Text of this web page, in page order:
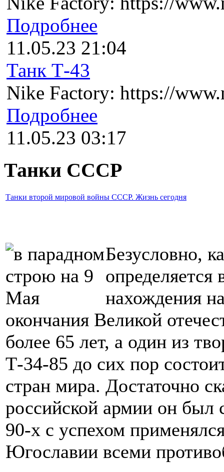
Подробнее
11.05.23 21:04
Танк Т-43
Nike Factory: https://
Подробнее
11.05.23 03:17
Танки СССР
Танки второй мировой войны СССР. Жизнь сегодня
Безусловно,
определяется
нахождения
окончания Великой
более 65 лет, а один из
Т-34-85 до сих пор
стран мира. Достаточно
российской армии он был
90-х с успехом
Югославии всеми